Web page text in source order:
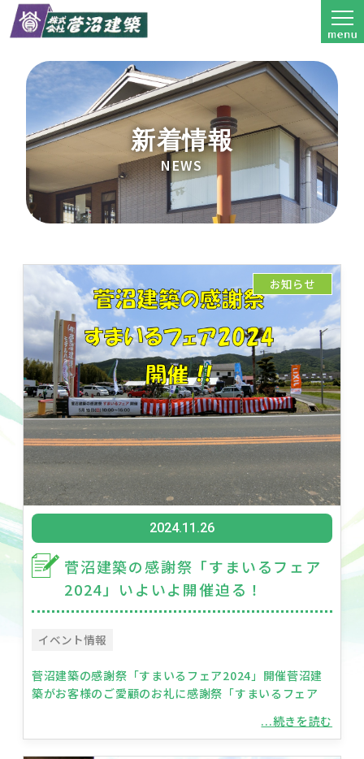
新着情報
NEWS
2024.11.26
菅沼建築の感謝祭「すまいるフェア
2024」いよいよ開催迫る！
お知らせ
イベント情報
菅沼建築の感謝祭「すまいるフェア2024」開催菅沼建
築がお客様のご愛顧のお礼に感謝祭「すまいるフェア
...続きを読む